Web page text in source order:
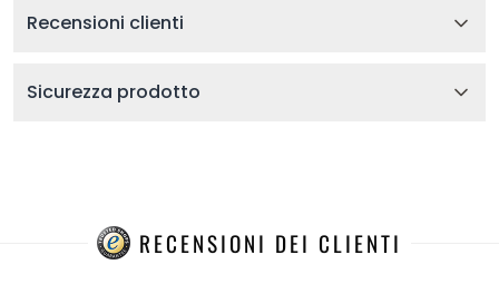
Recensioni clienti
Sicurezza prodotto
RECENSIONI DEI CLIENTI